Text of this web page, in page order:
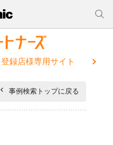
登録店様専用サイト
事例検索トップに戻る